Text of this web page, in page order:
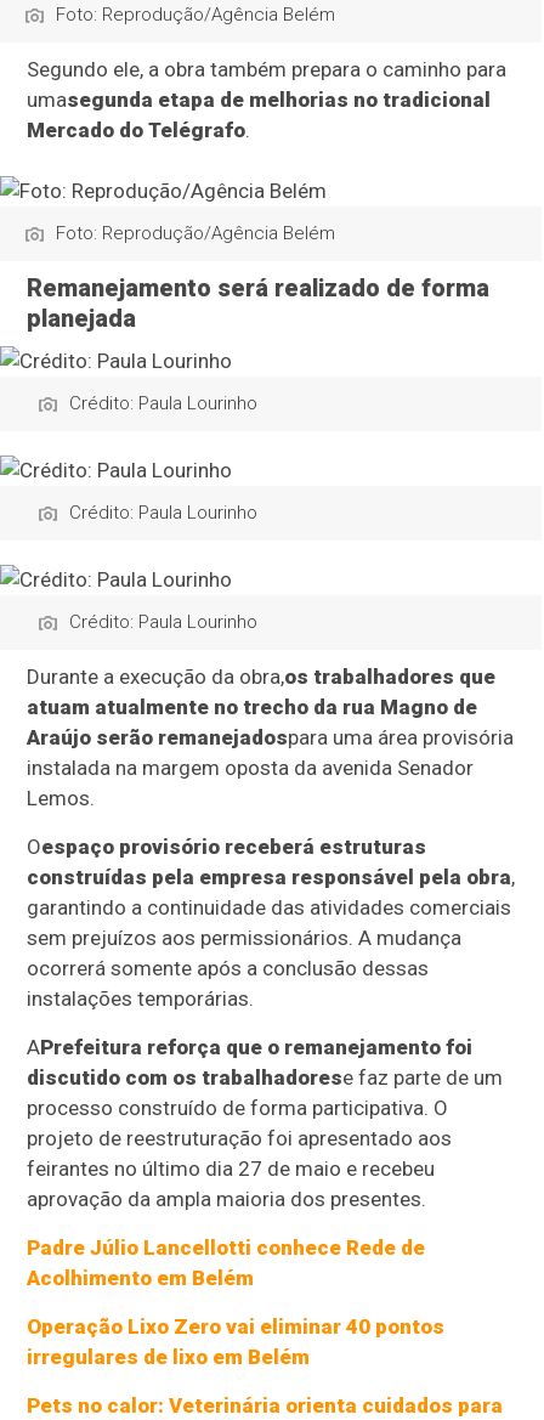
Foto: Reprodução/Agência Belém
Segundo ele, a obra também prepara o caminho para
umasegunda etapa de melhorias no tradicional
Mercado do Telégrafo.
Foto: Reprodução/Agência Belém
Remanejamento será realizado de forma
planejada
Crédito: Paula Lourinho
Crédito: Paula Lourinho
Crédito: Paula Lourinho
Durante a execução da obra,os trabalhadores que
atuam atualmente no trecho da rua Magno de
Araújo serão remanejadospara uma área provisória
instalada na margem oposta da avenida Senador
Lemos.
Oespaço provisório receberá estruturas
construídas pela empresa responsável pela obra,
garantindo a continuidade das atividades comerciais
sem prejuízos aos permissionários. A mudança
ocorrerá somente após a conclusão dessas
instalações temporárias.
APrefeitura reforça que o remanejamento foi
discutido com os trabalhadorese faz parte de um
processo construído de forma participativa. O
projeto de reestruturação foi apresentado aos
feirantes no último dia 27 de maio e recebeu
aprovação da ampla maioria dos presentes.
Padre Júlio Lancellotti conhece Rede de
Acolhimento em Belém
Operação Lixo Zero vai eliminar 40 pontos
irregulares de lixo em Belém
Pets no calor: Veterinária orienta cuidados para